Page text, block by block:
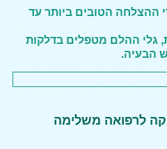
ההצלחה הטובים ביותר עד
גלי ההלם מטפלים בדלקות
הבעיה.
לרפואה משלימה